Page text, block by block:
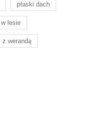
płaski dach
w lesie
z werandą